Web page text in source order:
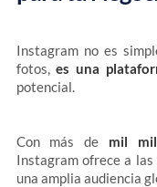
Instagram no es
fotos,es una
potencial.
Con más de mil
Instagram ofrece a
una amplia audiencia